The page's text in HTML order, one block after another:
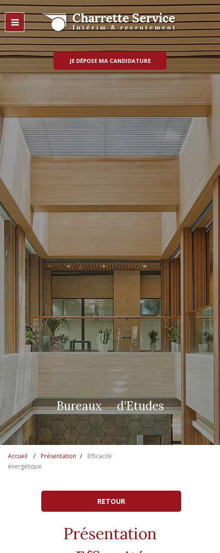
JE DÉPOSE MA CANDIDATURE
Bureaux d
Accueil Présentation
Efficacité
énergétique
RETOUR
Présentation